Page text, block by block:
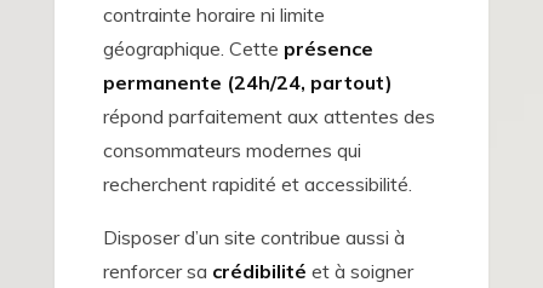
contrainte horaire ni limite
géographique. Cette présence
permanente (24h/24, partout)
répond parfaitement aux attentes des
consommateurs modernes qui
recherchent rapidité et accessibilité.
Disposer d’un site contribue aussi à
renforcer sa crédibilité et à soigner